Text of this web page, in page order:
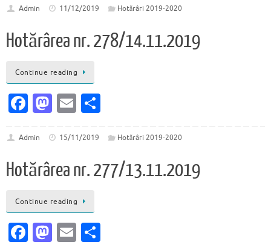
e
b
o
o
k
to
d
o
n
ai
l
ta
je
az
Admin 11/12/2019 Hotărâri 2019-2020
Hotărârea nr. 278/14.11.2019
Continue reading
Fa
e
b
o
o
k
M
to
d
o
n
E
ai
l
ta
je
az
Admin 15/11/2019 Hotărâri 2019-2020
Hotărârea nr. 277/13.11.2019
Continue reading
Fa M E